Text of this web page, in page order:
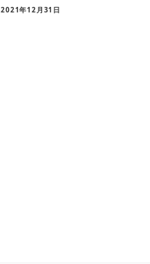
2021年12月31日